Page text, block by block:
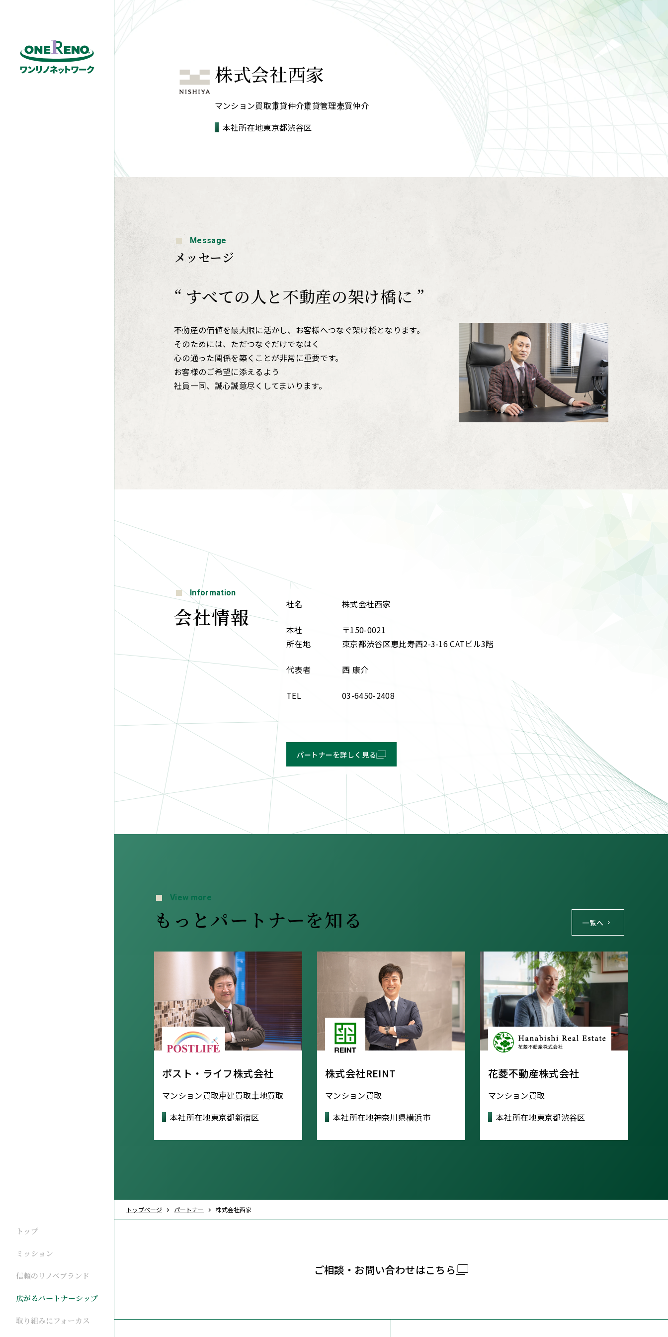
トップ
ミッション
信頼のリノベブランド
広がるパートナーシップ
取り組みにフォーカス
株式会社西家
マンション買取賃貸仲介賃貸管理売買仲介
本社所在地東京都渋谷区
Message
メッセージ
“ すべての人と不動産の架け橋に ”
不動産の価値を最大限に活かし、お客様へつなぐ架け橋となります。
そのためには、ただつなぐだけでなはく
心の通った関係を築くことが非常に重要です。
お客様のご希望に添えるよう
社員一同、誠心誠意尽くしてまいります。
Information
会社情報 社名 株式会社西家
本社
所在地
〒150-0021
東京都渋谷区恵比寿西2-3-16 CATビル3階
代表者 西 康介
TEL 03-6450-2408
パートナーを詳しく見る
View more
もっとパートナーを知る 一覧へ
ポスト・ライフ株式会社
マンション買取戸建買取土地買取
本社所在地東京都新宿区
株式会社REINT
マンション買取
本社所在地神奈川県横浜市
花菱不動産株式会社
マンション買取
本社所在地東京都渋谷区
トップページ パートナー 株式会社西家
ご相談・お問い合わせはこちら